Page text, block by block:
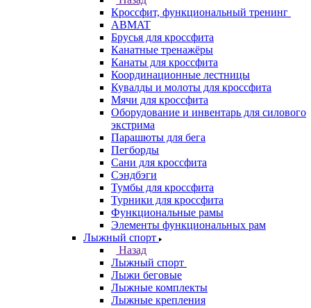
Кроссфит, функциональный тренинг
ABMAT
Брусья для кроссфита
Канатные тренажёры
Канаты для кроссфита
Координационные лестницы
Кувалды и молоты для кроссфита
Мячи для кроссфита
Оборудование и инвентарь для силового
экстрима
Парашюты для бега
Пегборды
Сани для кроссфита
Сэндбэги
Тумбы для кроссфита
Турники для кроссфита
Функциональные рамы
Элементы функциональных рам
Лыжный спорт
Назад
Лыжный спорт
Лыжи беговые
Лыжные комплекты
Лыжные крепления